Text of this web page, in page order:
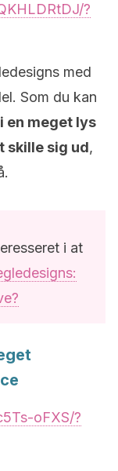
?
med
Som du kan
en meget lys
skille sig ud,
i at
oFXS/?